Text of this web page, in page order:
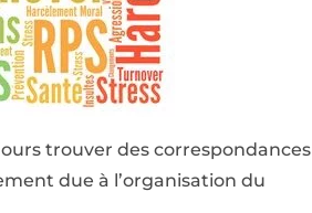
trouver des correspondances
due à l’organisation du